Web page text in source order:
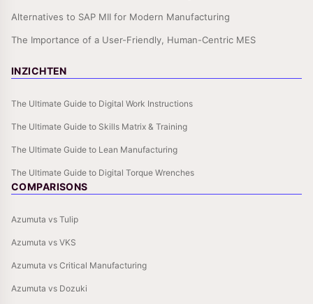
Alternatives to SAP MII for Modern Manufacturing
The Importance of a User-Friendly, Human-Centric MES
INZICHTEN
The Ultimate Guide to Digital Work Instructions
The Ultimate Guide to Skills Matrix & Training
The Ultimate Guide to Lean Manufacturing
The Ultimate Guide to Digital Torque Wrenches
COMPARISONS
Azumuta vs Tulip
Azumuta vs VKS
Azumuta vs Critical Manufacturing
Azumuta vs Dozuki